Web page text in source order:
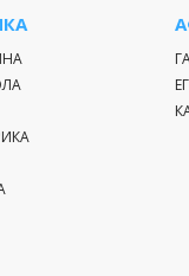
напитки.
РАСЧЕТ